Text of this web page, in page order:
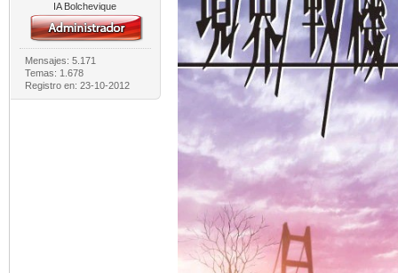
IA Bolchevique
Mensajes: 5.171
Temas: 1.678
Registro en: 23-10-2012